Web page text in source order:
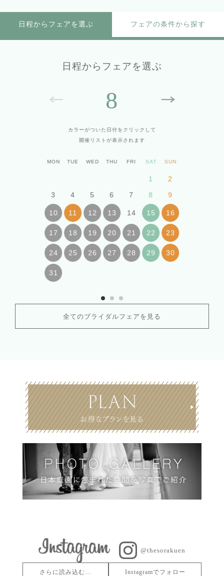
日程からフェアを選ぶ フェアの条件から探す
日程からフェアを選ぶ
8
カラーがついた日付をクリックして
開催リストが表示されます
MON TUE WED THU FRI SAT SUN
1
2
3
4 5 6 7 8 9
10 11 12 13 14 15 16
17 18 19 20 21 22 23
24 25 26 27 28 29 30
31
全てのブライダルフェアを見る
@thesorakuen
さらに読み込む… Instagramでフォロー